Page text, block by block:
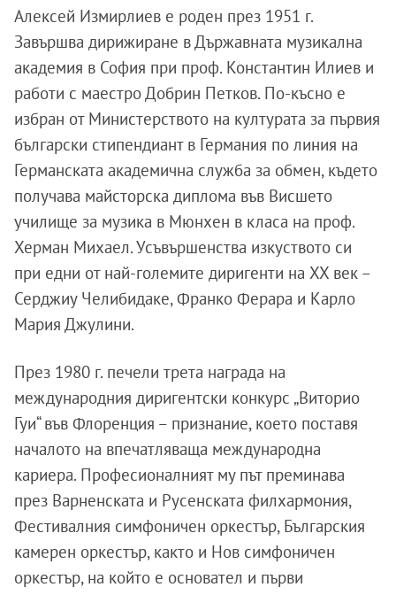
Алексей Измирлиев е роден през 1951 г.
Завършва дирижиране в Държавната музикална
академия в София при проф. Константин Илиев и
работи с маестро Добрин Петков. По-късно е
избран от Министерството на културата за първия
български стипендиант в Германия по линия на
Германската академична служба за обмен, където
получава майсторска диплома във Висшето
училище за музика в Мюнхен в класа на проф.
Херман Михаел. Усъвършенства изкуството си
при едни от най-големите диригенти на XX век –
Серджиу Челибидаке, Франко Ферара и Карло
Мария Джулини.
През 1980 г. печели трета награда на
международния диригентски конкурс „Виторио
Гуи“ във Флоренция – признание, което поставя
началото на впечатляваща международна
кариера. Професионалният му път преминава
през Варненската и Русенската филхармония,
Фестивалния симфоничен оркестър, Българския
камерен оркестър, както и Нов симфоничен
оркестър, на който е основател и първи